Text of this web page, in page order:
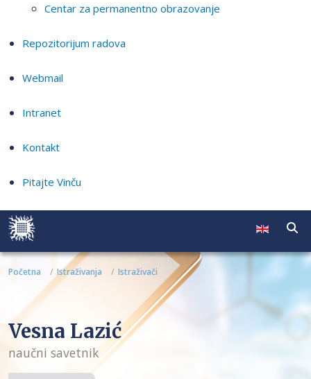
Centar za permanentno obrazovanje
Repozitorijum radova
Webmail
Intranet
Kontakt
Pitajte Vinču
Početna Istraživanja Istraživači
Vesna Lazić
naučni savetnik